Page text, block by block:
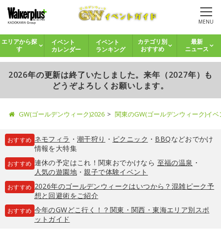
MENU
エリアから探
す
イベント
カレンダー
イベント
ランキング
カテゴリ別
おすすめ
最新
ニュース
2026年の更新は終了いたしました。来年（2027年）も
どうぞよろしくお願いします。
GW(ゴールデンウィーク)2026 関東のGW(ゴールデンウィーク)イ
おすすめ ネモフィラ ・ 潮干狩り ・ ピクニック ・ BBQなどおでかけ
情報を大特集
おすすめ 連休の予定はこれ！関東おでかけなら 至福の温泉 ・
人気の遊園地・親子で体験イベント
おすすめ 2026年のゴールデンウィークはいつから？混雑ピーク予
想と回避術をご紹介
おすすめ 今年のGWどこ行く！？関東・関西・東海エリア別スポ
ットガイド